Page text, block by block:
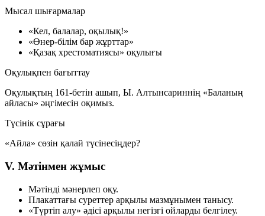
Мысал шығармалар
«Кел, балалар, оқылық!»
«Өнер-білім бар жұрттар»
«Қазақ хрестоматиясы» оқулығы
Оқулықпен бағыттау
Оқулықтың 161-бетін ашып, Ы. Алтынсариннің «Баланың
айласы» әңгімесін оқимыз.
Түсінік сұрағы
«Айла» сөзін қалай түсінесіңдер?
V. Мәтінмен жұмыс
Мәтінді мәнерлеп оқу.
Плакаттағы суреттер арқылы мазмұнымен танысу.
«Түртіп алу» әдісі арқылы негізгі ойларды белгілеу.